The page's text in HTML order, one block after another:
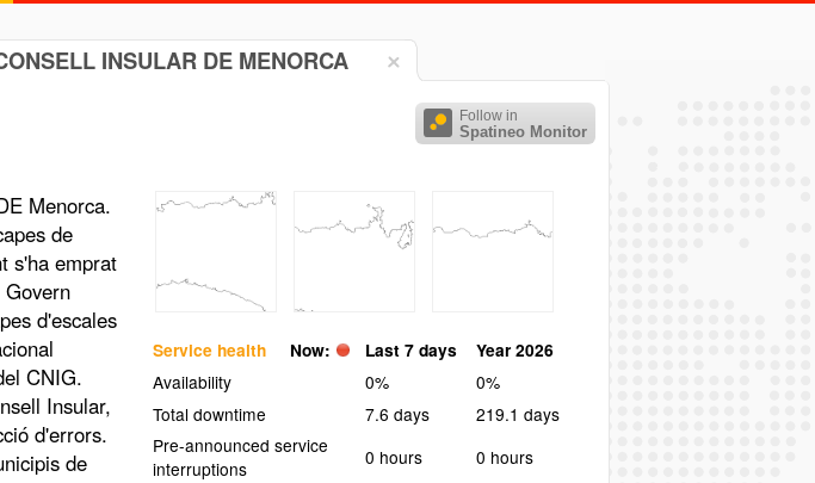
INSULAR DE MENORCA
Follow in
Spatineo Monitor
Service health Now: Last 7 days
Year 2026
Availability
0%
0%
Total downtime
7.6 days
219.1 days
Pre-announced service
interruptions
0 hours
0 hours
Menorca.
de
s'ha emprat
d'escales
CNIG.
Insular,
d'errors.
de